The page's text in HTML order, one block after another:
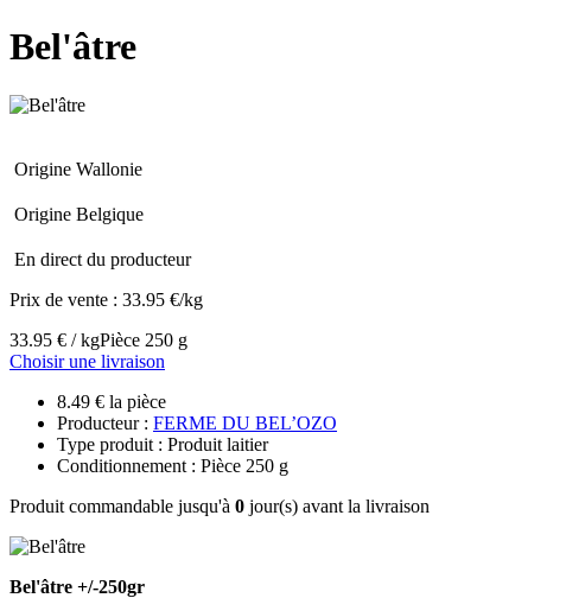
Bel'âtre
Origine Wallonie
Origine Belgique
En direct du producteur
Prix de vente : 33.95 €/kg
33.95 € / kgPièce 250 g
Choisir une livraison
8.49 € la pièce
Producteur : FERME DU BEL’OZO
Type produit : Produit laitier
Conditionnement : Pièce 250 g
Produit commandable jusqu'à 0 jour(s) avant la livraison
Bel'âtre +/-250gr